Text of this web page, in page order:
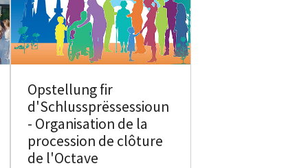
Opstellung fir
d'Schlussprëssessioun
- Organisation de la
procession de clôture
de l'Octave